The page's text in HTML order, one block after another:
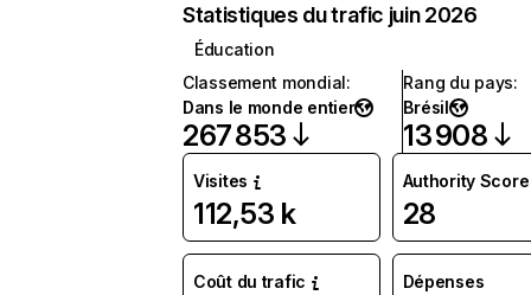
Statistiques du trafic juin 2026
Éducation
Classement mondial:
Dans le monde entier
267 853
Rang du pays:
Brésil
13 908
Visites
112,53 k
Authority Score
28
Coût du trafic
Dépenses